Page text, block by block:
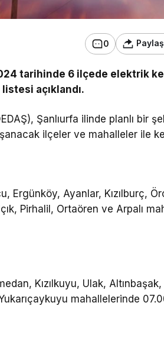
0 Paylaş
tarihinde 6 ilçede elektrik
açıklandı.
Şanlıurfa ilinde planlı bir
ilçeler ve mahalleler ile
Ergünköy, Ayanlar, Kızılburç,
Pirhalil, Ortaören ve Arpalı
Kızılkuyu, Ulak,
mahallelerinde